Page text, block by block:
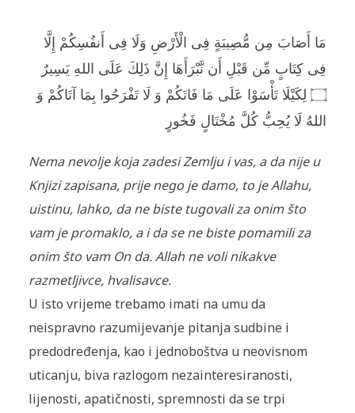
مَا أَصَابَ مِن مُّصِيبَةٍ فِى الْأَرْضِ وَلَا فِى أَنفُسِكُمْ إِلَّا
فِى كِتَابٍ مِّن قَبْلِ أَن نَّبْرَأَهَا إِنَّ ذَلِكَ عَلَى اللهِ يَسِيرٌ
۝ لِكَيْلَا تَأْسَوْا عَلَى مَا فَاتَكُمْ وَ لَا تَفْرَحُوا بِمَا آتَاكُمْ وَ
اللهُ لَا يُحِبُّ كُلَّ مُخْتَالٍ فَخُورٍ
Nema nevolje koja zadesi Zemlju i vas, a da nije u
Knjizi zapisana, prije nego je damo, to je Allahu,
uistinu, lahko, da ne biste tugovali za onim što
vam je promaklo, a i da se ne biste pomamili za
onim što vam On da. Allah ne voli nikakve
razmetljivce, hvalisavce.
U isto vrijeme trebamo imati na umu da
neispravno razumijevanje pitanja sudbine i
predodređenja, kao i jednoboštva u neovisnom
uticanju, biva razlogom nezainteresiranosti,
lijenosti, apatičnosti, spremnosti da se trpi